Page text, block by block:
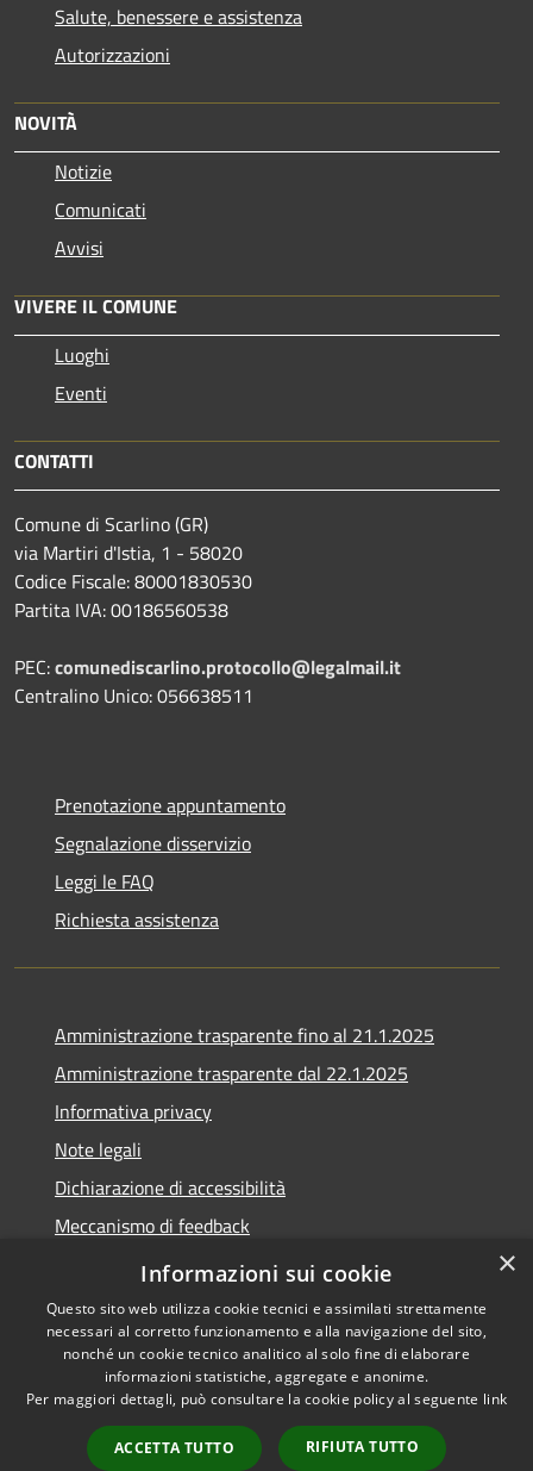
Salute, benessere e assistenza
Autorizzazioni
NOVITÀ
Notizie
Comunicati
Avvisi
VIVERE IL COMUNE
Luoghi
Eventi
CONTATTI
Comune di Scarlino (GR)
via Martiri d'Istia, 1 - 58020
Codice Fiscale: 80001830530
Partita IVA: 00186560538
PEC:comunediscarlino.protocollo@legalmail.it
Centralino Unico: 056638511
Prenotazione appuntamento
Segnalazione disservizio
Leggi le FAQ
Richiesta assistenza
Amministrazione trasparente fino al 21.1.2025
Amministrazione trasparente dal 22.1.2025
Informativa privacy
Note legali
Dichiarazione di accessibilità
Meccanismo di feedback
Whistleblowing
Accessibilità
Copyright © 2020 •
Comune di Scarlino •
Powered byMunicipium
×
Informazioni sui cookie
Questo sito web utilizza cookie tecnici e assimilati strettamente
necessari al corretto funzionamento e alla navigazione del sito,
nonché un cookie tecnico analitico al solo fine di elaborare
informazioni statistiche, aggregate e anonime.
Per maggiori dettagli, può consultare la cookie policy al seguente link
ACCETTA TUTTO RIFIUTA TUTTO